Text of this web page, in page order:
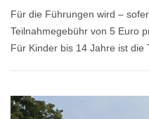
Für die Führungen wird –
Teilnahmegebühr von 5 Euro
Für Kinder bis 14 Jahre ist die